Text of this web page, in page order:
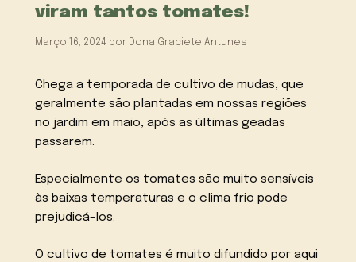
viram tantos tomates!
Março 16, 2024 por Dona Graciete Antunes
Chega a temporada de cultivo de mudas, que
geralmente são plantadas em nossas regiões
no jardim em maio, após as últimas geadas
passarem.
Especialmente os tomates são muito sensíveis
às baixas temperaturas e o clima frio pode
prejudicá-los.
O cultivo de tomates é muito difundido por aqui